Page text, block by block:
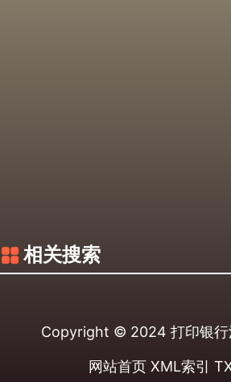
相关搜索
Copyright © 2024 打印银
网站首页 XML索引